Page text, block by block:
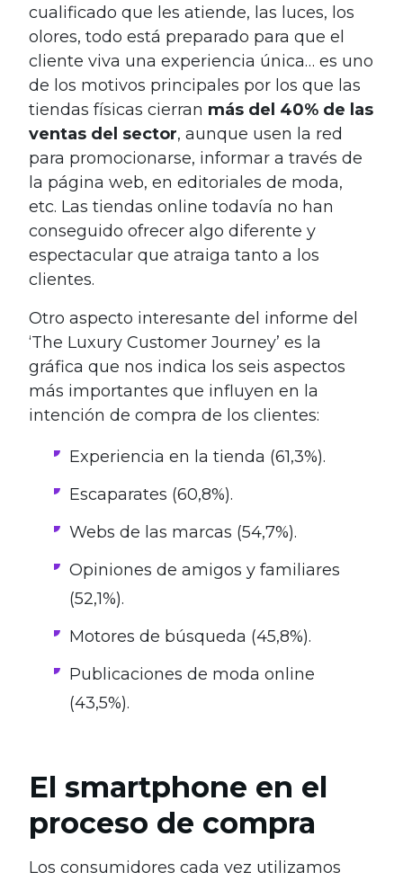
cualificado que les atiende, las luces, los
olores, todo está preparado para que el
cliente viva una experiencia única… es uno
de los motivos principales por los que las
tiendas físicas cierran más del 40% de las
ventas del sector, aunque usen la red
para promocionarse, informar a través de
la página web, en editoriales de moda,
etc. Las tiendas online todavía no han
conseguido ofrecer algo diferente y
espectacular que atraiga tanto a los
clientes.
Otro aspecto interesante del informe del
‘The Luxury Customer Journey’ es la
gráfica que nos indica los seis aspectos
más importantes que influyen en la
intención de compra de los clientes:
Experiencia en la tienda (61,3%).
Escaparates (60,8%).
Webs de las marcas (54,7%).
Opiniones de amigos y familiares
(52,1%).
Motores de búsqueda (45,8%).
Publicaciones de moda online
(43,5%).
El smartphone en el
proceso de compra
Los consumidores cada vez utilizamos